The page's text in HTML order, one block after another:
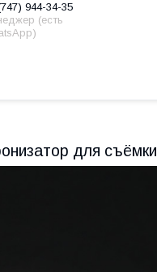
944-34-35
(есть
для съёмки